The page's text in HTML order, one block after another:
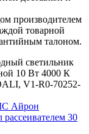
производителем
товарной
талоном.
светильник
10 Вт 4000 К
V1-R0-70252-
Айрон
30